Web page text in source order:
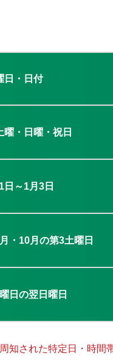
日・日付
曜・日曜・祝日
日～1月3日
・10月の第3土曜日
曜日の翌日曜日
知された特定日・時間